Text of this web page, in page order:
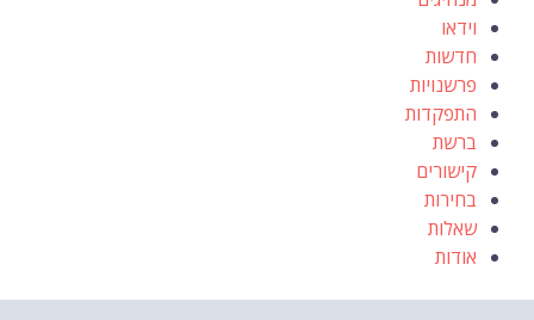
וידאו
חדשות
פרשנויות
התפקדות
ברשת
קישורים
בחירות
שאלות
אודות